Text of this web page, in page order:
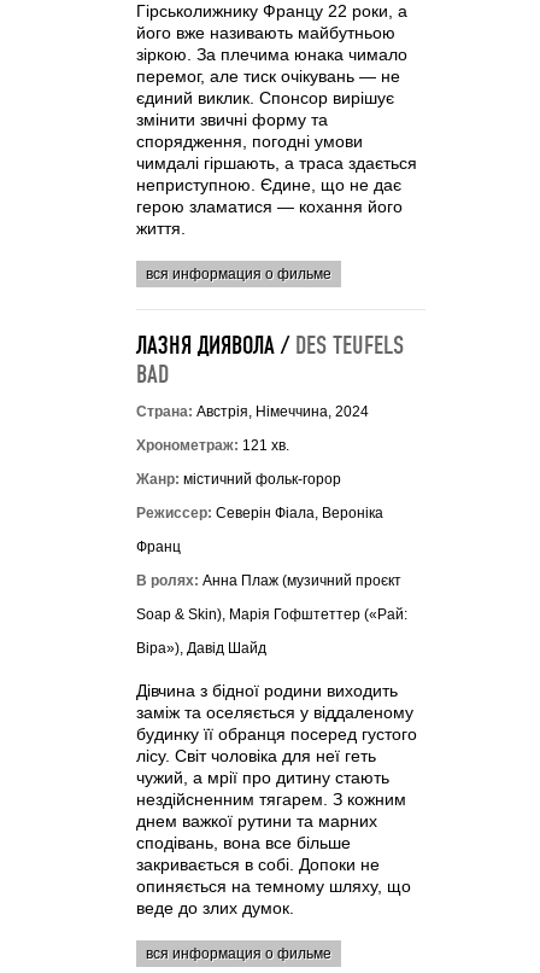
Гірськолижнику Францу 22 роки, а
його вже називають майбутньою
зіркою. За плечима юнака чимало
перемог, але тиск очікувань — не
єдиний виклик. Спонсор вирішує
змінити звичні форму та
спорядження, погодні умови
чимдалі гіршають, а траса здається
неприступною. Єдине, що не дає
герою зламатися — кохання його
життя.
вся информация о фильме
ЛАЗНЯ ДИЯВОЛА / DES TEUFELS
BAD
Страна: Австрія, Німеччина, 2024
Хронометраж: 121 хв.
Жанр: містичний фольк-горор
Режиссер: Северін Фіала, Вероніка
Франц
В ролях: Анна Плаж (музичний проєкт
Soap & Skin), Марія Гофштеттер («Рай:
Віра»), Давід Шайд
Дівчина з бідної родини виходить
заміж та оселяється у віддаленому
будинку її обранця посеред густого
лісу. Світ чоловіка для неї геть
чужий, а мрії про дитину стають
нездійсненним тягарем. З кожним
днем важкої рутини та марних
сподівань, вона все більше
закривається в собі. Допоки не
опиняється на темному шляху, що
веде до злих думок.
вся информация о фильме